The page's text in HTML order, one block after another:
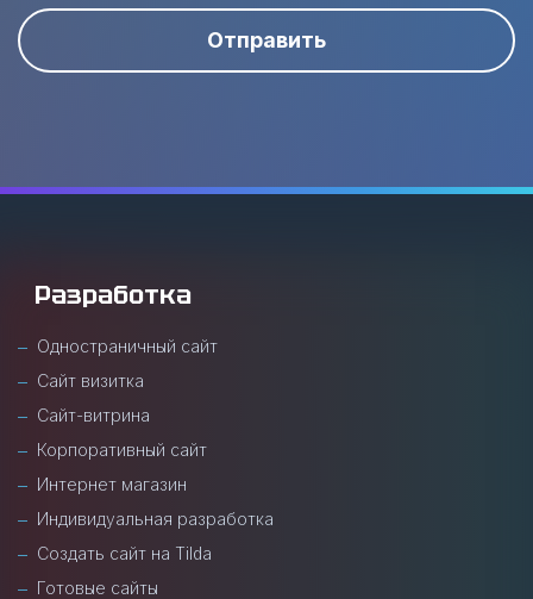
Отправить
Разработка
Одностраничный сайт
Сайт визитка
Сайт-витрина
Корпоративный сайт
Интернет магазин
Индивидуальная разработка
Создать сайт на Tilda
Готовые сайты